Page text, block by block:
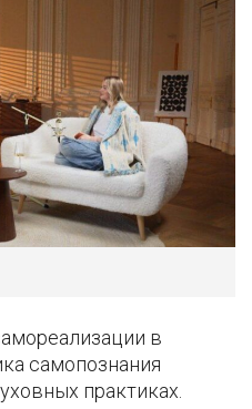
в
самопознания
практиках.